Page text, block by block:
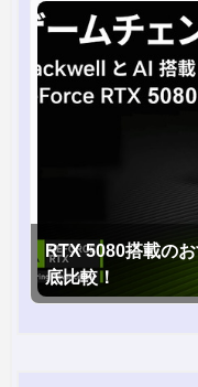
RTX 5080搭載の
底比較！